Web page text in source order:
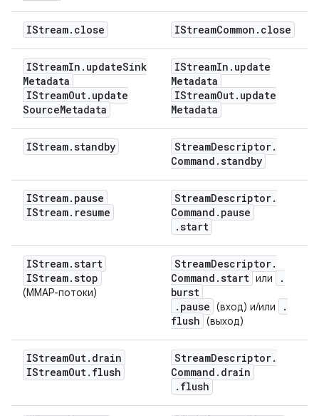
IStream. close IStreamCommon . close
IStreamIn . updateSink
Metadata
IStreamOut. update
SourceMetadata
IStreamIn . update
Metadata
IStreamOut. update
Metadata
IStream.standby StreamDescriptor.
Command .standby
IStream. pause
IStream. resume
StreamDescriptor.
Command . pause
.start
IStream.start
IStream.stop
(MMAP-потоки)
StreamDescriptor.
Command .start или
.
burst
. pause (вход) и/или
.
flush (выход)
IStreamOut. drain
IStreamOut. flush
StreamDescriptor.
Command . drain
. flush